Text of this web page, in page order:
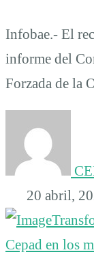
Infobae.- El
informe del
Forzada de la
20 abril,
Cepad en los